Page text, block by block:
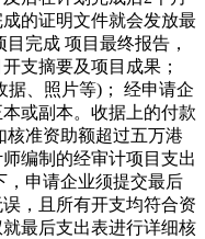
的证明文件就会发放最
完成 项目最终报告，
支摘要及项目成果；
据、照片等)； 经申请企
或副本。收据上的付款
核准资助额超过五万港
编制的经审计项目支出
，申请企业须提交最后
，且所有开支均符合资
最后支出表进行详细核